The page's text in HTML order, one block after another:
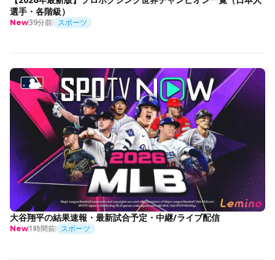
選手・各階級）
New39分前 スポーツ
大谷翔平の結果速報・最新試合予定・中継/ライブ配信
New1時間前 スポーツ